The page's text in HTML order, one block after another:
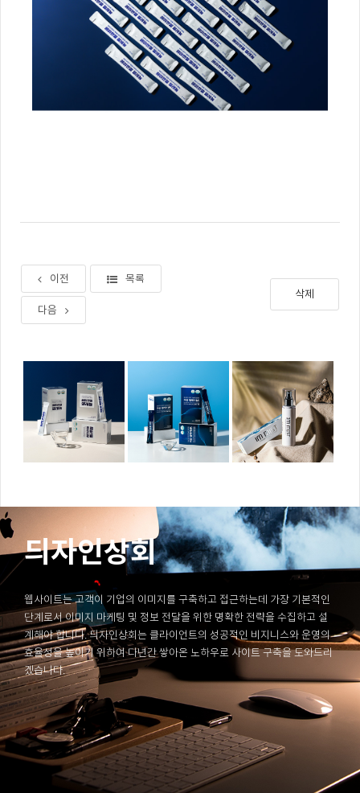
이전 목록
다음
삭제
듸자인상회
웹사이트는 고객이 기업의 이미지를 구축하고 접근하는데 가장 기본적인
단계로서 이미지 마케팅 및 정보 전달을 위한 명확한 전략을 수집하고 설
계해야 합니다. 듸자인상회는 클라이언트의 성공적인 비지니스와 운영의
효율성을 높이기 위하여 다년간 쌓아온 노하우로 사이트 구축을 도와드리
겠습니다.